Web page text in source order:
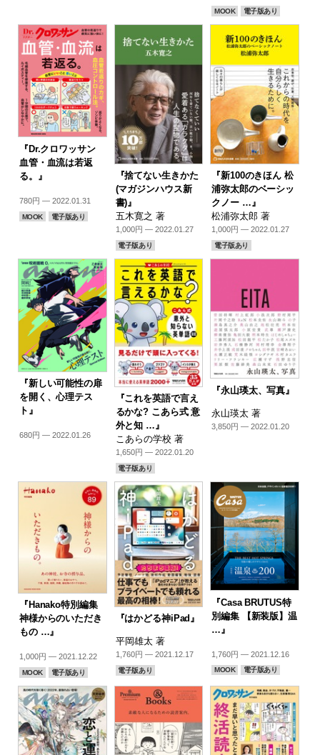
MOOK 電子版あり
『Dr.クロワッサン
血管・血流は若返
る。』
780円 — 2022.01.31
MOOK 電子版あり
『捨てない生きかた
(マガジンハウス新
書)』
五木寛之 著
1,000円 — 2022.01.27
電子版あり
『新100のきほん 松
浦弥太郎のベーシッ
クノー …』
松浦弥太郎 著
1,000円 — 2022.01.27
電子版あり
『新しい可能性の扉
を開く、心理テス
ト』
680円 — 2022.01.26
『これを英語で言え
るかな? こあら式 意
外と知 …』
こあらの学校 著
1,650円 — 2022.01.20
電子版あり
『永山瑛太、写真』
永山瑛太 著
3,850円 — 2022.01.20
『Hanako特別編集
神様からのいただき
もの …』
1,000円 — 2021.12.22
MOOK 電子版あり
『はかどる神iPad』
平岡雄太 著
1,760円 — 2021.12.17
電子版あり
『Casa BRUTUS特
別編集 【新装版】温
…』
1,760円 — 2021.12.16
MOOK 電子版あり